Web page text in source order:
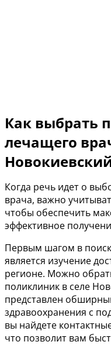
Как выбрать
лечащего
Когда речь идет о
врача, важно
чтобы обеспечить
эффективное
Первым шагом в
является изучение
регионе. Можно
поликлиник в селе
представлен
здравоохранения с
вы найдете
что позволит вам